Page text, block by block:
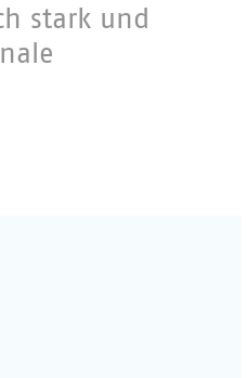
stark und